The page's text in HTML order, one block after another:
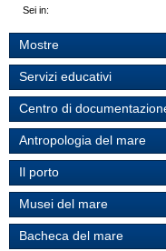
Sei in:
Mostre
Servizi educativi
Centro di
Antropologia del mare
Il porto
Musei del mare
Bacheca del mare